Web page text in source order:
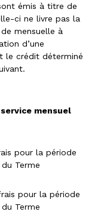
émis à titre de
ci ne livre pas la
mensuelle à
d’une
le crédit déterminé
mensuel
pour la période
Terme
pour la période
Terme